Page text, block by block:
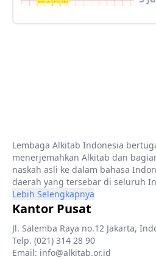
Lembaga Alkitab Indonesia
menerjemahkan Alkitab dan
naskah asli ke dalam bahasa
daerah yang tersebar di seluruh
Lebih Selengkapnya
Kantor Pusat
Jl. Salemba Raya no.12 Jakarta,
Telp. (021) 314 28 90
Email: info@alkitab.or.id